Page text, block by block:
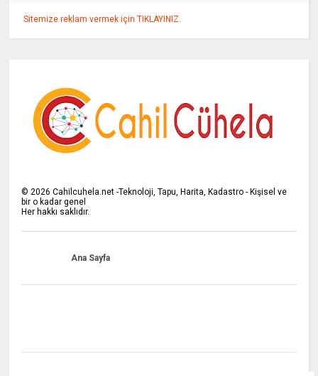
Sitemize reklam vermek için TIKLAYINIZ.
©2026 Cahilcuhela.net -Teknoloji, Tapu, Harita, Kadastro - Kişisel ve
bir o kadar genel
Her hakkı saklıdır.
Ana Sayfa